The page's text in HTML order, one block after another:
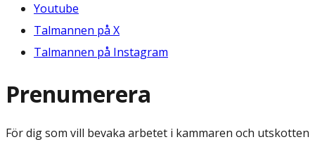
Youtube
Talmannen på X
Talmannen på Instagram
Prenumerera
För dig som vill bevaka arbetet i kammaren och utskotten